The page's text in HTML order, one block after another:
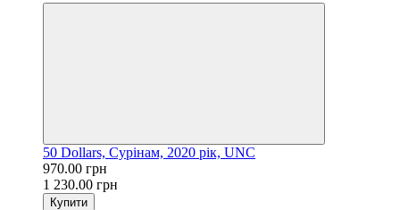
50 Dollars, Сурінам, 2020 рік, UNC
970.00 грн
1 230.00 грн
Купити